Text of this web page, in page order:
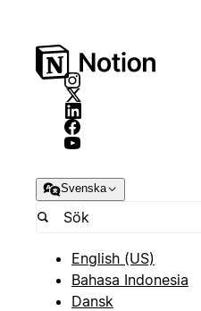
Svenska
English (US)
Bahasa Indonesia
Dansk